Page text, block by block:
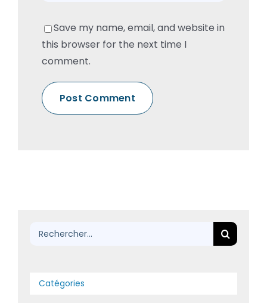
Save my name, email, and website in
this browser for the next time I
comment.
Rechercher:
Catégories